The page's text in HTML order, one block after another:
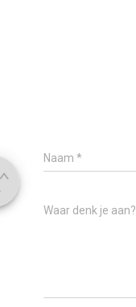
Naam *
Waar denk je aan?